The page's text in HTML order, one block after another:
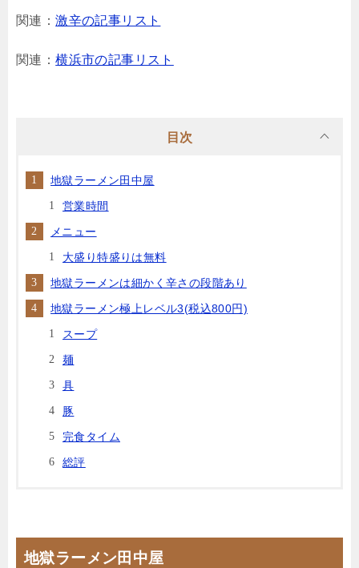
関連：激辛の記事リスト
関連：横浜市の記事リスト
目次
地獄ラーメン田中屋
営業時間
メニュー
大盛り特盛りは無料
地獄ラーメンは細かく辛さの段階あり
地獄ラーメン極上レベル3(税込800円)
スープ
麺
具
豚
完食タイム
総評
地獄ラーメン田中屋